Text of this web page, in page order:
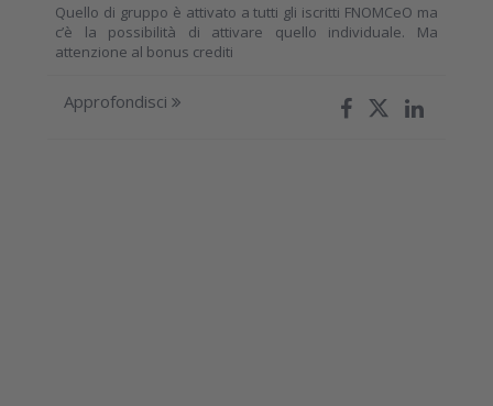
Quello di gruppo è attivato a tutti gli iscritti FNOMCeO ma
c’è la possibilità di attivare quello individuale. Ma
attenzione al bonus crediti
Approfondisci